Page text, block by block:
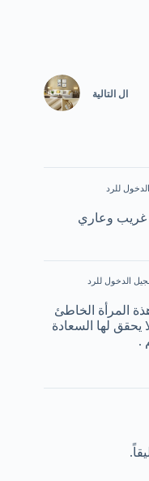
ال التالية
للرد
غريب وعاري
الدخول للرد
المرأة الخاطئ
يحقق لها السعادة
.